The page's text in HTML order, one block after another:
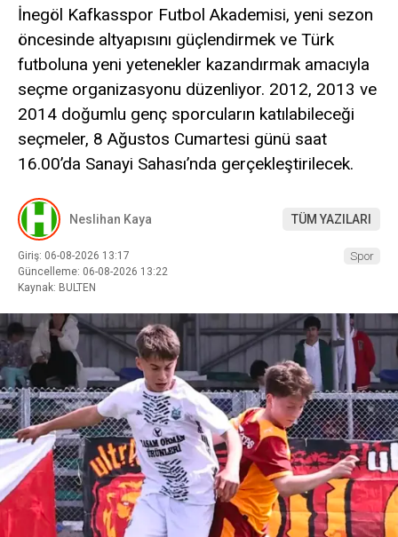
İnegöl Kafkasspor Futbol Akademisi, yeni sezon
öncesinde altyapısını güçlendirmek ve Türk
futboluna yeni yetenekler kazandırmak amacıyla
seçme organizasyonu düzenliyor. 2012, 2013 ve
2014 doğumlu genç sporcuların katılabileceği
seçmeler, 8 Ağustos Cumartesi günü saat
16.00’da Sanayi Sahası’nda gerçekleştirilecek.
Neslihan Kaya TÜM YAZILARI
Giriş: 06-08-2026 13:17
Güncelleme: 06-08-2026 13:22
Kaynak: BULTEN
Spor